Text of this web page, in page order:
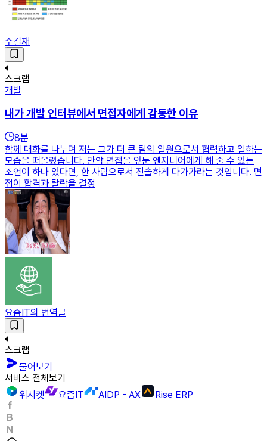
주길재
스크랩
개발
내가 개발 인터뷰에서 면접자에게 감동한 이유
8분
함께 대화를 나누며 저는 그가 더 큰 팀의 일원으로서 협력하고 일하는
모습을 떠올렸습니다. 만약 면접을 앞둔 엔지니어에게 해 줄 수 있는
조언이 하나 있다면, 한 사람으로서 진솔하게 다가가라는 것입니다. 면
접이 합격과 탈락을 결정
요즘IT의 번역글
스크랩
물어보기
서비스 전체보기
위시켓
요즘IT AIDP - AX Rise ERP